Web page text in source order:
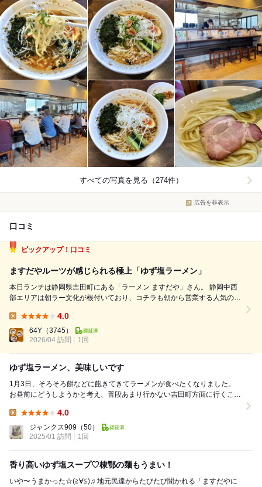
すべての写真を見る（274件）
広告を非表示
口コミ
ピックアップ！口コミ
ますだやルーツが感じられる極上「ゆず塩ラーメン」
本日ランチは静岡県吉田町にある「ラーメン ますだや」さん。 静岡中西
部エリアは朝ラー文化が根付いており、コチラも朝から営業する人気の
だや」さんもその一軒。 既に閉店された三島市の名店「めん処 藤堂」さ
んで修行された店...
4.0
64Y （3745）
2026/04 訪問
1回
ゆず塩ラーメン、美味しいです
1月3日、そろそろ餅などに飽きてきてラーメンが食べたくなりました。
お昼前にどうしようかと考え、普段あまり行かない吉田町方面に行くこと
4.0
ジャンクス909 （50）
2025/01 訪問
1回
香り高いゆず塩スープ♡棣鄂の麺もうまい！
いや〜うまかった☆(≧∀≦)♫ 地元民達からたびたび聞かれる「ますだやに